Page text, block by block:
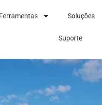
Ferramentas Soluções
Suporte